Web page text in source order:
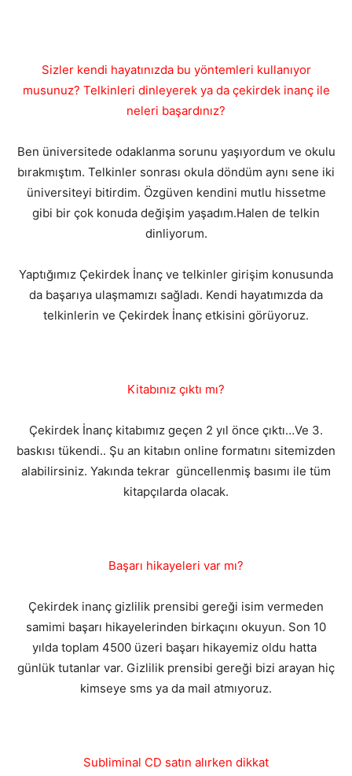
Sizler kendi hayatınızda bu yöntemleri kullanıyor
musunuz? Telkinleri dinleyerek ya da çekirdek inanç ile
neleri başardınız?
Ben üniversitede odaklanma sorunu yaşıyordum ve okulu
bırakmıştım. Telkinler sonrası okula döndüm aynı sene iki
üniversiteyi bitirdim. Özgüven kendini mutlu hissetme
gibi bir çok konuda değişim yaşadım.Halen de telkin
dinliyorum.
Yaptığımız Çekirdek İnanç ve telkinler girişim konusunda
da başarıya ulaşmamızı sağladı. Kendi hayatımızda da
telkinlerin ve Çekirdek İnanç etkisini görüyoruz.
Kitabınız çıktı mı?
Çekirdek İnanç kitabımız geçen 2 yıl önce çıktı…Ve 3.
baskısı tükendi.. Şu an kitabın online formatını sitemizden
alabilirsiniz. Yakında tekrar güncellenmiş basımı ile tüm
kitapçılarda olacak.
Başarı hikayeleri var mı?
Çekirdek inanç gizlilik prensibi gereği isim vermeden
samimi başarı hikayelerinden birkaçını okuyun. Son 10
yılda toplam 4500 üzeri başarı hikayemiz oldu hatta
günlük tutanlar var. Gizlilik prensibi gereği bizi arayan hiç
kimseye sms ya da mail atmıyoruz.
Subliminal CD satın alırken dikkat